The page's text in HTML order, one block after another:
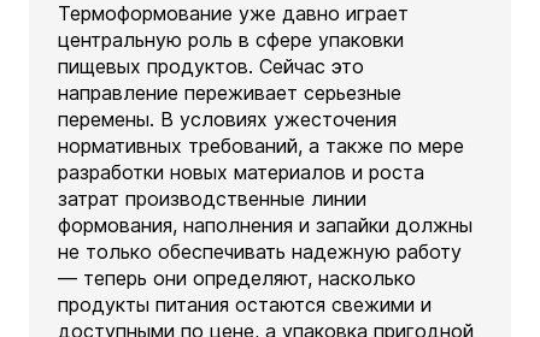
Термоформование уже давно играет
центральную роль в сфере упаковки
пищевых продуктов. Сейчас это
направление переживает серьезные
перемены. В условиях ужесточения
нормативных требований, а также по мере
разработки новых материалов и роста
затрат производственные линии
формования, наполнения и запайки должны
не только обеспечивать надежную работу
— теперь они определяют, насколько
продукты питания остаются свежими и
доступными по цене, а упаковка пригодной